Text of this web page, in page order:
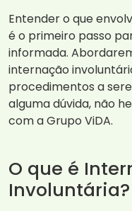
Entender o que
é o primeiro passo
informada.
internação
procedimentos a
alguma dúvida, não
com a Grupo ViDA.
O que é
Involuntária?